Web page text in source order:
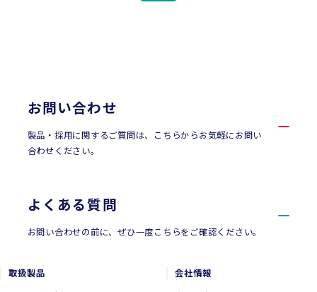
お問い合わせ
製品・採用に関するご質問は、こちらからお気軽にお問い
合わせください。
よくある質問
お問い合わせの前に、ぜひ一度こちらをご確認ください。
取扱製品
会社情報